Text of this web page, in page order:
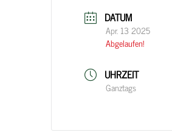
DATUM
Apr. 13 2025
Abgelaufen!
UHRZEIT
Ganztags